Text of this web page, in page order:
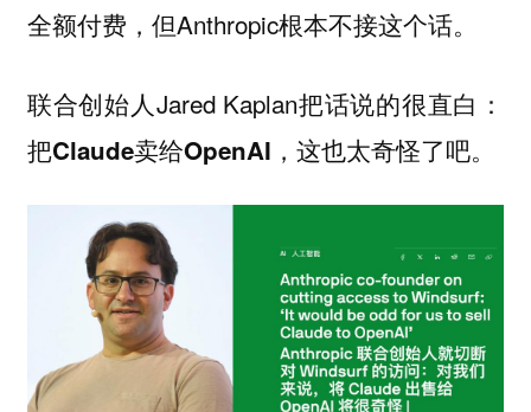
全额付费，但Anthropic根本不接这个话。
联合创始人Jared Kaplan把话说的很直白：
把Claude卖给OpenAI，这也太奇怪了吧。